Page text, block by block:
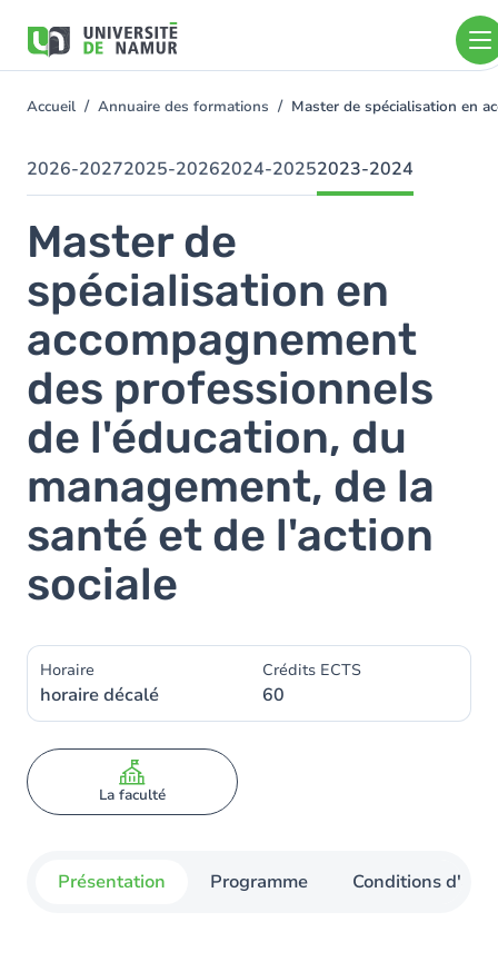
contenu
You
here
Accueil Annuaire des formations Master de spécialisation en
2026-20272025-20262024-20252023-2024
Master de
spécialisation en
accompagnement
des professionnels
de l'éducation, du
management, de la
santé et de l'action
sociale
Horaire
horaire décalé
Crédits ECTS
60
La faculté
Présentation Programme Conditions